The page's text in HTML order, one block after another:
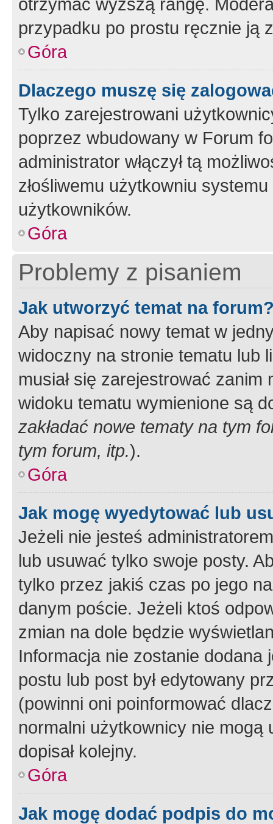
przypadku po prostu ręcznie ją
Góra
Dlaczego muszę się
Tylko zarejestrowani
poprzez wbudowany w Forum
administrator włączył tą
złośliwemu użytkowniu
użytkowników.
Góra
Problemy z pisaniem
Jak utworzyć temat na
Aby napisać nowy temat w
widoczny na stronie tematu lub
musiał się zarejestrować
widoku tematu wymienione są
zakładać nowe tematy na tym
tym forum, itp.).
Góra
Jak mogę wyedytować lub
Jeżeli nie jesteś
lub usuwać tylko swoje posty.
tylko przez jakiś czas po jego
danym poście. Jeżeli ktoś
zmian na dole będzie
Informacja nie zostanie dodana
postu lub post był edytowany
(powinni oni poinformować
normalni użytkownicy nie
dopisał kolejny.
Góra
Jak mogę dodać podpis do